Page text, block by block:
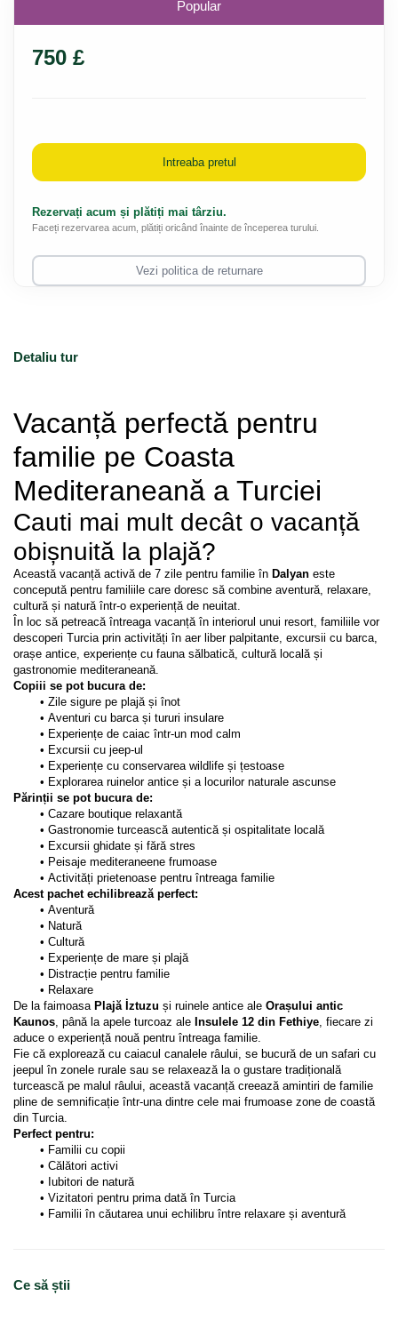
Detaliu tur
Vacanță perfectă pentru
familie pe Coasta
Mediteraneană a Turciei
Cauti mai mult decât o vacanță
obișnuită la plajă?
Această vacanță activă de 7 zile pentru familie în Dalyan este
concepută pentru familiile care doresc să combine aventură, relaxare,
cultură și natură într-o experiență de neuitat.
În loc să petreacă întreaga vacanță în interiorul unui resort, familiile vor
descoperi Turcia prin activități în aer liber palpitante, excursii cu barca,
orașe antice, experiențe cu fauna sălbatică, cultură locală și
gastronomie mediteraneană.
Copiii se pot bucura de:
Zile sigure pe plajă și înot
Aventuri cu barca și tururi insulare
Experiențe de caiac într-un mod calm
Excursii cu jeep-ul
Experiențe cu conservarea wildlife și țestoase
Explorarea ruinelor antice și a locurilor naturale ascunse
Părinții se pot bucura de:
Cazare boutique relaxantă
Gastronomie turcească autentică și ospitalitate locală
Excursii ghidate și fără stres
Peisaje mediteraneene frumoase
Activități prietenoase pentru întreaga familie
Acest pachet echilibrează perfect:
Aventură
Natură
Cultură
Experiențe de mare și plajă
Distracție pentru familie
Relaxare
De la faimoasa Plajă İztuzu și ruinele antice ale Orașului antic
Kaunos, până la apele turcoaz ale Insulele 12 din Fethiye, fiecare zi
aduce o experiență nouă pentru întreaga familie.
Fie că explorează cu caiacul canalele râului, se bucură de un safari cu
jeepul în zonele rurale sau se relaxează la o gustare tradițională
turcească pe malul râului, această vacanță creează amintiri de familie
pline de semnificație într-una dintre cele mai frumoase zone de coastă
din Turcia.
Perfect pentru:
Familii cu copii
Călători activi
Iubitori de natură
Vizitatori pentru prima dată în Turcia
Familii în căutarea unui echilibru între relaxare și aventură
Ce să știi
Popular
750 £
Intreaba pretul
Rezervați acum și plătiți mai târziu.
Faceți rezervarea acum, plătiți oricând înainte de începerea turului.
Vezi politica de returnare